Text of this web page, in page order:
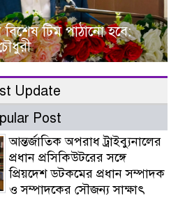
টিম পাঠানো হবে:
Update
Post
আন্তর্জাতিক অপরাধ ট্রাইব্যুনালের
প্রধান প্রসিকিউটরের সঙ্গে
প্রিয়দেশ ডটকমের প্রধান সম্পাদক
ও সম্পাদকের সৌজন্য সাক্ষাৎ